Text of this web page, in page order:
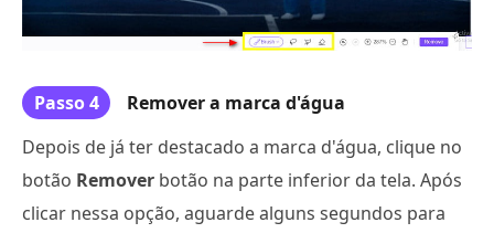
Passo 4
Remover a marca d'água
Depois de já ter destacado a marca d'água, clique no
botão Remover botão na parte inferior da tela. Após
clicar nessa opção, aguarde alguns segundos para